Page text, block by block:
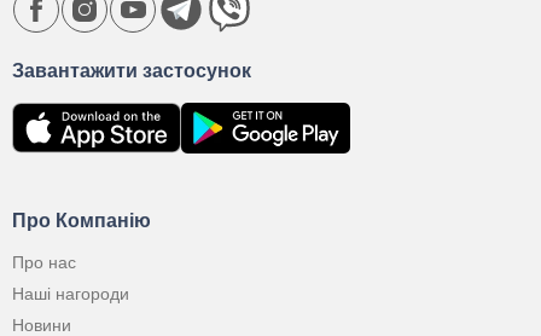
Про Компанію
Про нас
Наші нагороди
Новини
Завантажити застосунок